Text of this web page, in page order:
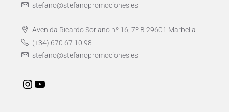
stefano@stefanopromociones.es
Avenida Ricardo Soriano nº 16, 7º B 29601 Marbella
(+34) 670 67 10 98
stefano@stefanopromociones.es